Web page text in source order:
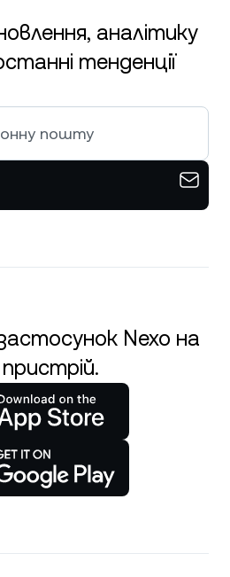
аналітику
тенденції
Nexo на
пристрій.